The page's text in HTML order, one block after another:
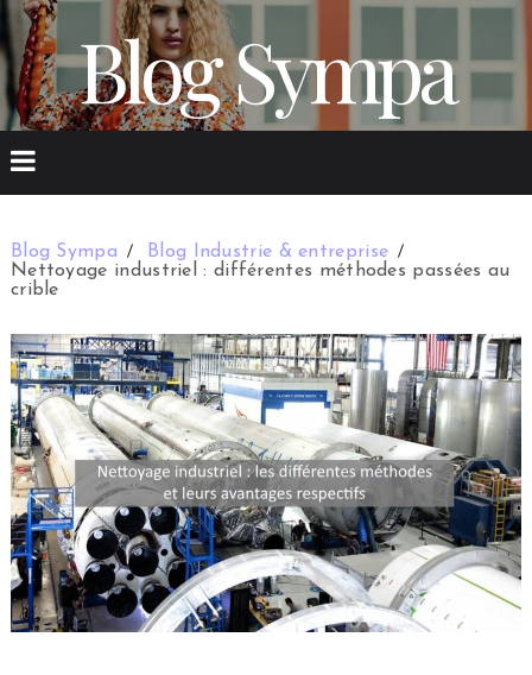
Blog Sympa
Blog Sympa
Blog Industrie & entreprise
Nettoyage industriel : différentes méthodes passées au
crible